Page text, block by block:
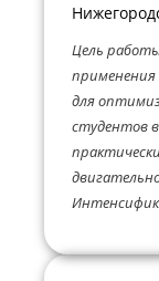
Цель
применения
для
студентов